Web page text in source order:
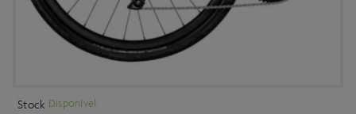
Stock Disponível